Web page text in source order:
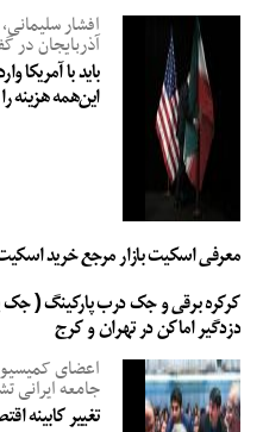
افشار
آذربایجان در
باید با
این‌همه هزینه
معرفی اسکیت بازار مرجع خرید اسکیت
کرکره برقی و جک درب پارکینگ ( جک
دزدگیر اماکن در تهران و کرج
اعضای
جامعه ایرانی
تغییر کابینه